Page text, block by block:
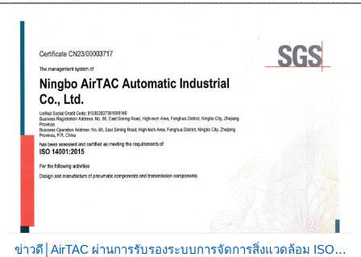
ข่าวดี│AirTAC ผ่านการรับรองระบบการจัดการสิ่งแวดล้อม ISO14001 เป็นที่เร...